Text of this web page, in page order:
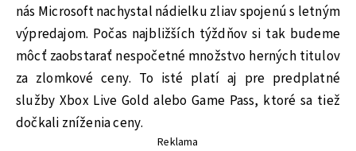
nás Microsoft nachystal nádielku zliav spojenú s letným
výpredajom. Počas najbližších týždňov si tak budeme
môcť zaobstarať nespočetné množstvo herných titulov
za zlomkové ceny. To isté platí aj pre predplatné
služby Xbox Live Gold alebo Game Pass, ktoré sa tiež
dočkali zníženia ceny.
Reklama